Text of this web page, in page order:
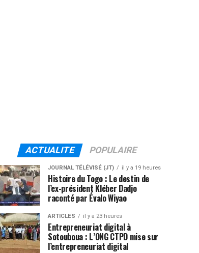
ACTUALITE POPULAIRE
JOURNAL TÉLÉVISÉ (JT) il y a 19 heures
Histoire du Togo : Le destin de
l’ex-président Kléber Dadjo
raconté par Évalo Wiyao
ARTICLES il y a 23 heures
Entrepreneuriat digital à
Sotouboua : L’ONG CTPD mise sur
l’entrepreneuriat digital